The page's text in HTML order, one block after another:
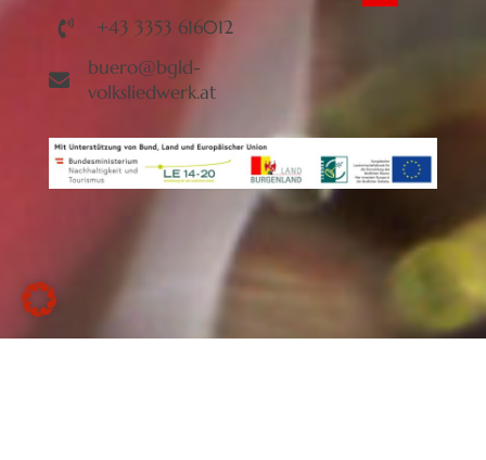
+43 3353 616012
buero@bgld-
volksliedwerk.at